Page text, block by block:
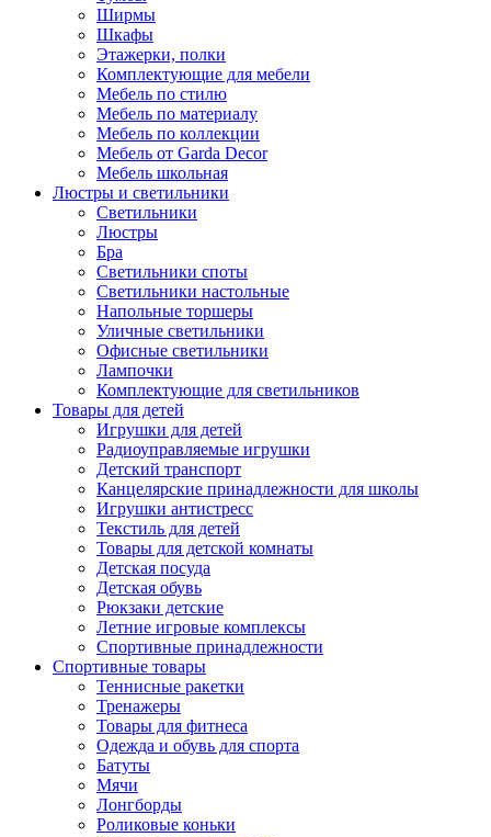
Ширмы
Шкафы
Этажерки, полки
Комплектующие для мебели
Мебель по стилю
Мебель по материалу
Мебель по коллекции
Мебель от Garda Decor
Мебель школьная
Люстры и светильники
Светильники
Люстры
Бра
Светильники споты
Светильники настольные
Напольные торшеры
Уличные светильники
Офисные светильники
Лампочки
Комплектующие для светильников
Товары для детей
Игрушки для детей
Радиоуправляемые игрушки
Детский транспорт
Канцелярские принадлежности для школы
Игрушки антистресс
Текстиль для детей
Товары для детской комнаты
Детская посуда
Детская обувь
Рюкзаки детские
Летние игровые комплексы
Спортивные принадлежности
Спортивные товары
Теннисные ракетки
Тренажеры
Товары для фитнеса
Одежда и обувь для спорта
Батуты
Мячи
Лонгборды
Роликовые коньки